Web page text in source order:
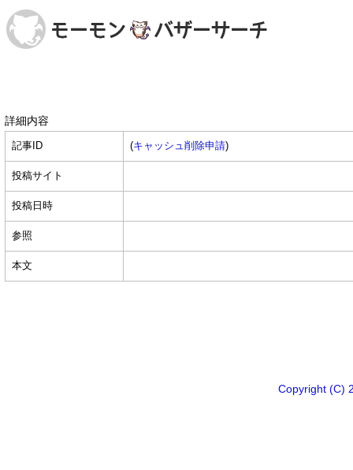
詳細内容
記事ID (キャッシュ削除申請)
投稿サイト
投稿日時
参照
本文
Copyright (C)